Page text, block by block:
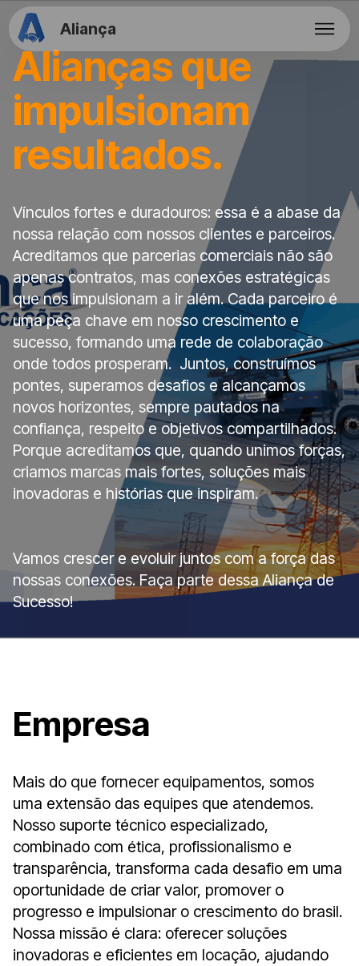
Aliança
Alianças que
impulsionam
resultados.
Vínculos fortes e duradouros: essa é a abase da
nossa relação com nossos clientes e parceiros.
Acreditamos que parcerias comerciais não são
apenas contratos, mas conexões estratégicas
que nos impulsionam a ir além. Cada parceiro é
uma peça chave em nosso crescimento e
sucesso, formando uma rede de colaboração
onde todos prosperam. Juntos, construímos
pontes, superamos desafios e alcançamos
novos horizontes, sempre pautados na
confiança, respeito e objetivos compartilhados.
Porque acreditamos que, quando unimos forças,
criamos marcas mais fortes, soluções mais
inovadoras e histórias que inspiram.
Vamos crescer e evoluir juntos com a força das
nossas conexões. Faça parte dessa Aliança de
Sucesso!
Empresa
Mais do que fornecer equipamentos, somos
uma extensão das equipes que atendemos.
Nosso suporte técnico especializado,
combinado com ética, profissionalismo e
transparência, transforma cada desafio em uma
oportunidade de criar valor, promover o
progresso e impulsionar o crescimento do brasil.
Nossa missão é clara: oferecer soluções
inovadoras e eficientes em locação, ajudando